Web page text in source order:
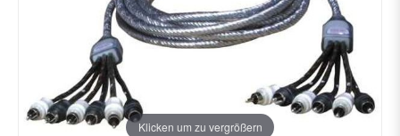
Keine Suchergebnisse gefunden.
Kategorien
Keine Suchergebnisse gefunden.
Klicken um zu vergrößern